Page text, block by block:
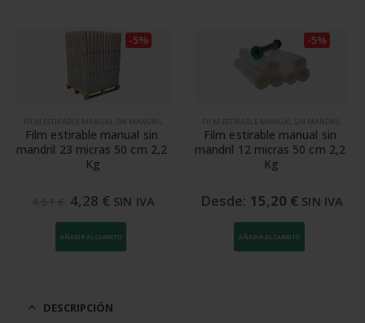
FILM ESTIRABLE MANUAL SIN MANDRIL
Film estirable manual sin
mandril 23 micras 50 cm 2,2
Kg
El
precio
original
era:
4,51 €.
4,28 € El
actual
es:
4,28 €.
SIN IVA
-5%
AÑADIR AL CARRITO
FILM ESTIRABLE MANUAL SIN MANDRIL
Film estirable manual sin
mandril 12 micras 50 cm 2,2
Kg
Desde: 15,20 € SIN IVA
-5%
AÑADIR AL CARRITO
DESCRIPCIÓN